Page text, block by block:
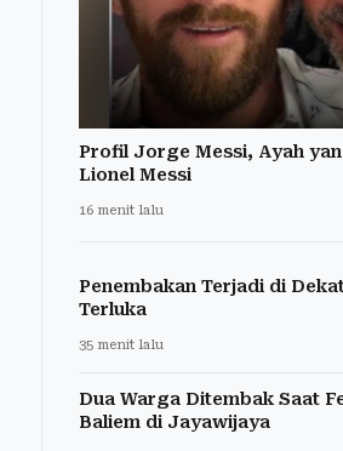
Profil Jorge Messi, Ayah
Lionel Messi
16 menit lalu
Penembakan Terjadi di
Terluka
35 menit lalu
Dua Warga Ditembak Saat
Baliem di Jayawijaya